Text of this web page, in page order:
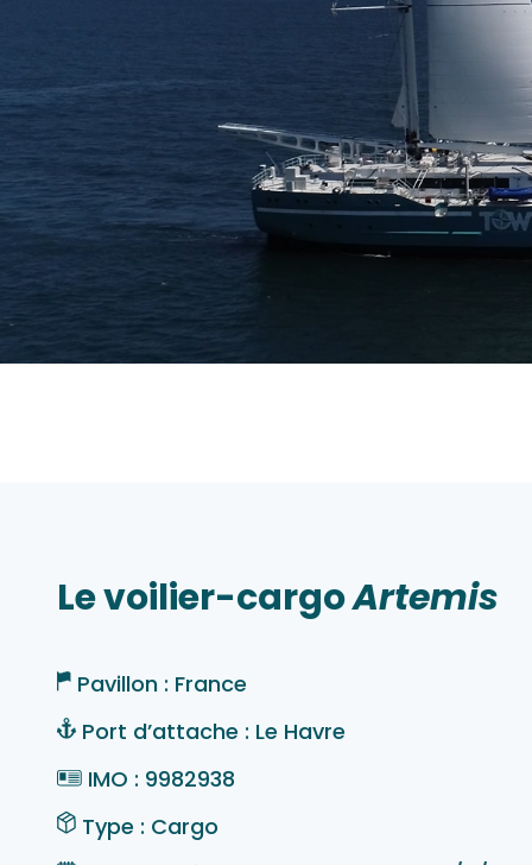
Le voilier-cargoArtemis
Pavillon : France
Port d’attache : Le Havre
IMO : 9982938
Type : Cargo